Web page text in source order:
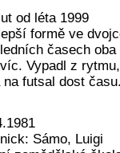
od léta 1999
formě ve
časech
Vypadl z
na futsal dost
Sámo, Luigi